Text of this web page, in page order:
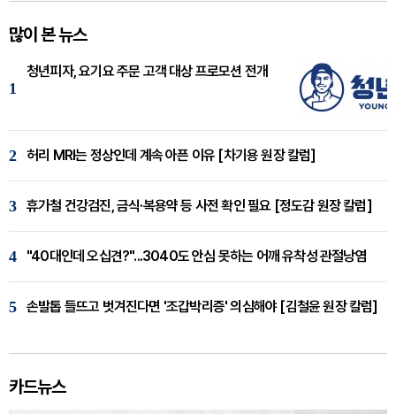
많이 본 뉴스
1
청년피자, 요기요 주문 고객 대상 프로모션 전개
2 허리 MRI는 정상인데 계속 아픈 이유 [차기용 원장 칼럼]
3 휴가철 건강검진, 금식·복용약 등 사전 확인 필요 [정도감 원장 칼럼]
4 "40대인데 오십견?"...3040도 안심 못하는 어깨 유착성 관절낭염
5 손발톱 들뜨고 벗겨진다면 '조갑박리증' 의심해야 [김철윤 원장 칼럼]
카드뉴스